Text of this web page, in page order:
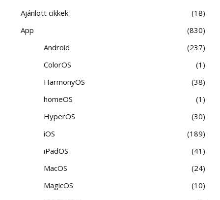
Ajánlott cikkek
18
App
830
Android
237
ColorOS
1
HarmonyOS
38
homeOS
1
HyperOS
30
iOS
189
iPadOS
41
MacOS
24
MagicOS
10